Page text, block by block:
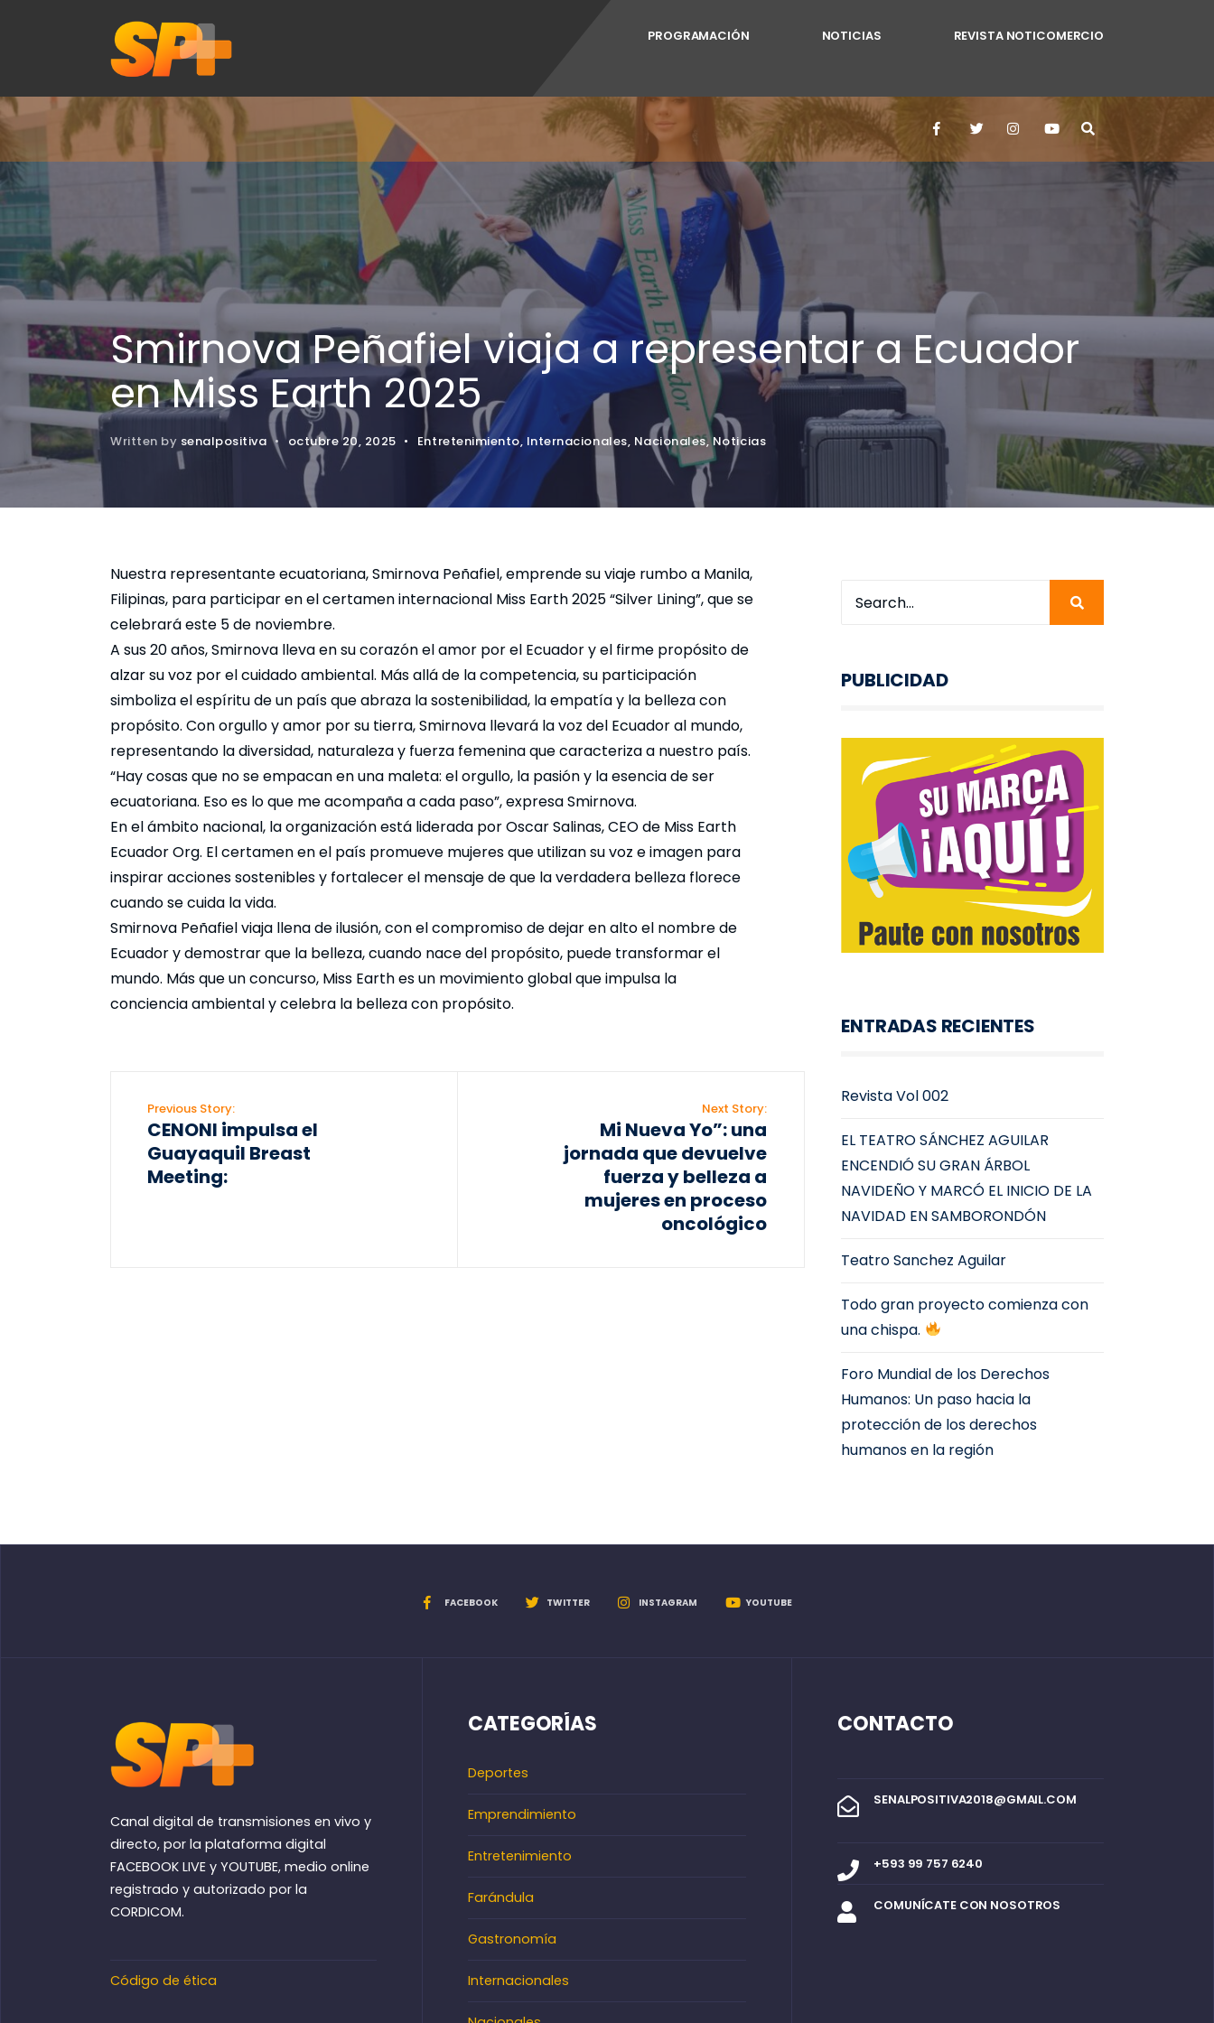
PROGRAMACIÓN NOTICIAS REVISTA NOTICOMERCIO
Smirnova Peñafiel viaja a representar a Ecuador
en Miss Earth 2025
Written by senalpositiva • octubre 20, 2025 • Entretenimiento, Internacionales, Nacionales,Noticias
Nuestra representante ecuatoriana, Smirnova Peñafiel, emprende su viaje rumbo a Manila,
Filipinas, para participar en el certamen internacional Miss Earth 2025 “Silver Lining”, que se
celebrará este 5 de noviembre.
A sus 20 años, Smirnova lleva en su corazón el amor por el Ecuador y el firme propósito de
alzar su voz por el cuidado ambiental. Más allá de la competencia, su participación
simboliza el espíritu de un país que abraza la sostenibilidad, la empatía y la belleza con
propósito. Con orgullo y amor por su tierra, Smirnova llevará la voz del Ecuador al mundo,
representando la diversidad, naturaleza y fuerza femenina que caracteriza a nuestro país.
“Hay cosas que no se empacan en una maleta: el orgullo, la pasión y la esencia de ser
ecuatoriana. Eso es lo que me acompaña a cada paso”, expresa Smirnova.
En el ámbito nacional, la organización está liderada por Oscar Salinas, CEO de Miss Earth
Ecuador Org. El certamen en el país promueve mujeres que utilizan su voz e imagen para
inspirar acciones sostenibles y fortalecer el mensaje de que la verdadera belleza florece
cuando se cuida la vida.
Smirnova Peñafiel viaja llena de ilusión, con el compromiso de dejar en alto el nombre de
Ecuador y demostrar que la belleza, cuando nace del propósito, puede transformar el
mundo. Más que un concurso, Miss Earth es un movimiento global que impulsa la
conciencia ambiental y celebra la belleza con propósito.
Previous Story:
CENONI impulsa el
Guayaquil Breast
Meeting:
Next Story:
Mi Nueva Yo”: una
jornada que devuelve
fuerza y belleza a
mujeres en proceso
oncológico
PUBLICIDAD
ENTRADAS RECIENTES
Revista Vol 002
EL TEATRO SÁNCHEZ AGUILAR
ENCENDIÓ SU GRAN ÁRBOL
NAVIDEÑO Y MARCÓ EL INICIO DE LA
NAVIDAD EN SAMBORONDÓN
Teatro Sanchez Aguilar
Todo gran proyecto comienza con
una chispa.
Foro Mundial de los Derechos
Humanos: Un paso hacia la
protección de los derechos
humanos en la región
FACEBOOK TWITTER INSTAGRAM YOUTUBE
Canal digital de transmisiones en vivo y
directo, por la plataforma digital
FACEBOOK LIVE y YOUTUBE, medio online
registrado y autorizado por la
CORDICOM.
Código de ética
CATEGORÍAS
Deportes
Emprendimiento
Entretenimiento
Farándula
Gastronomía
Internacionales
CONTACTO
SENALPOSITIVA2018@GMAIL.COM
+593 99 757 6240
COMUNÍCATE CON NOSOTROS